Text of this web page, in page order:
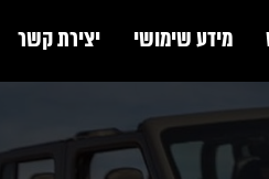
מידע שימושי יצירת קשר